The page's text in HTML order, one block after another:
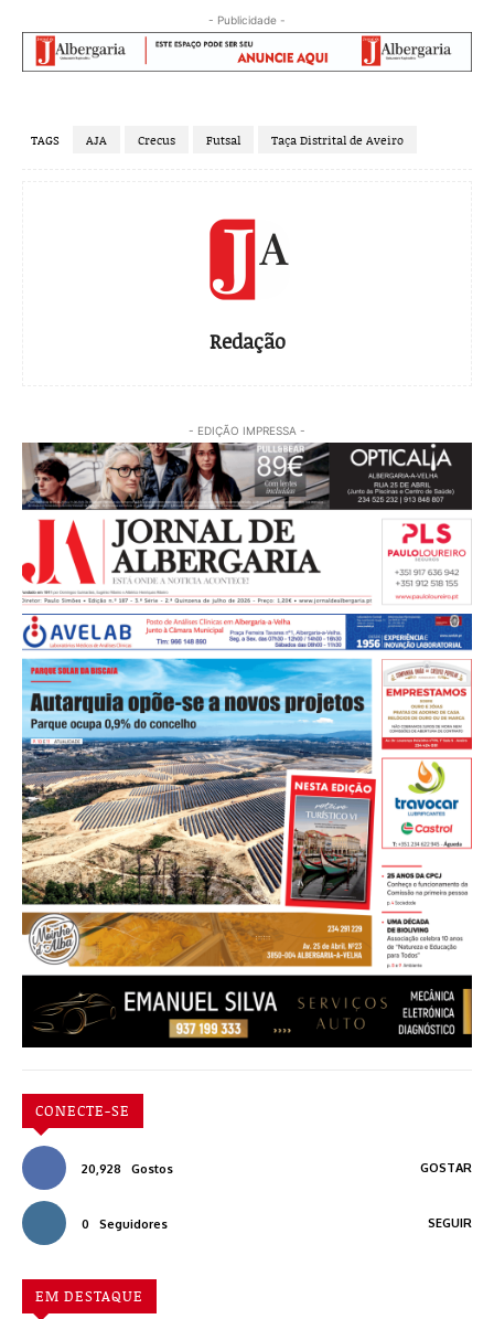
- Publicidade -
TAGS AJA Crecus Futsal Taça Distrital de Aveiro
Redação
- EDIÇÃO IMPRESSA -
CONECTE-SE
20,928 Gostos GOSTAR
0 Seguidores SEGUIR
EM DESTAQUE